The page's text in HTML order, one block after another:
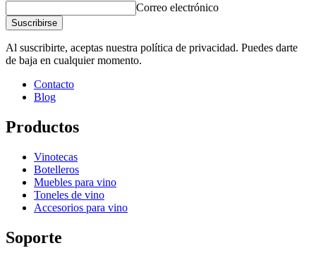
Correo electrónico
Suscribirse
Al suscribirte, aceptas nuestra política de privacidad. Puedes darte
de baja en cualquier momento.
Contacto
Blog
Productos
Vinotecas
Botelleros
Muebles para vino
Toneles de vino
Accesorios para vino
Soporte